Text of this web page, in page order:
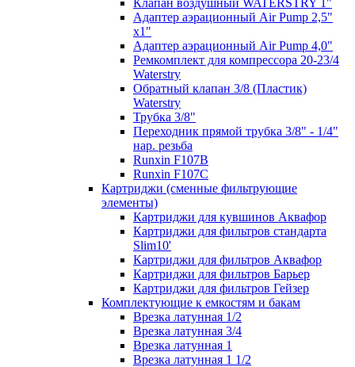
Клапан воздушный WATERSTRY 1"
Адаптер аэрационный Air Pump 2,5"
х1"
Адаптер аэрационный Air Pump 4,0"
Ремкомплект для компрессора 20-23/4
Waterstry
Обратный клапан 3/8 (Пластик)
Waterstry
Трубка 3/8"
Переходник прямой трубка 3/8" - 1/4"
нар. резьба
Runxin F107B
Runxin F107C
Картриджи (сменные фильтрующие
элементы)
Картриджи для кувшинов Аквафор
Картриджи для фильтров cтандарта
Slim10'
Картриджи для фильтров Аквафор
Картриджи для фильтров Барьер
Картриджи для фильтров Гейзер
Комплектующие к емкостям и бакам
Врезка латунная 1/2
Врезка латунная 3/4
Врезка латунная 1
Врезка латунная 1 1/2